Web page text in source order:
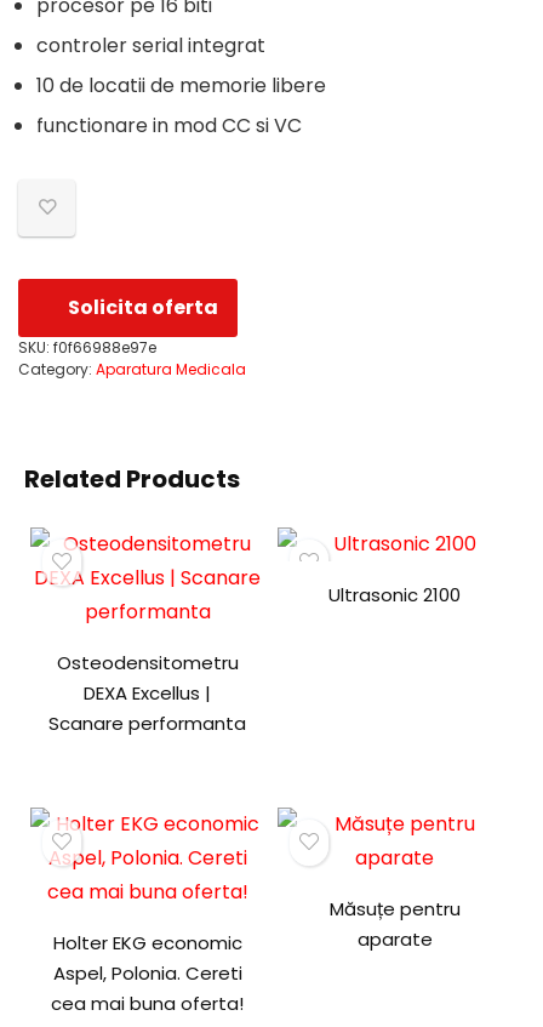
controler serial integrat
10 de locatii de memorie libere
functionare in mod CC si VC
Solicita oferta
SKU: f0f66988e97e
Category: Aparatura Medicala
Related Products
Osteodensitometru
DEXA Excellus |
Scanare performanta
Ultrasonic 2100
Holter EKG economic
Aspel, Polonia. Cereti
cea mai buna oferta!
Măsuțe pentru
aparate